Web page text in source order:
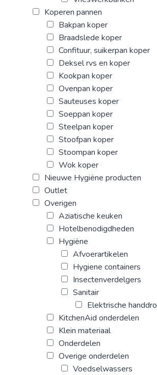
Koperen pannen
Bakpan koper
Braadslede koper
Confituur, suikerpan koper
Deksel rvs en koper
Kookpan koper
Ovenpan koper
Sauteuses koper
Soeppan koper
Steelpan koper
Stoofpan koper
Stoompan koper
Wok koper
Nieuwe Hygiëne producten
Outlet
Overigen
Aziatische keuken
Hotelbenodigdheden
Hygiëne
Afvoerartikelen
Hygiene containers
Insectenverdelgers
Sanitair
Elektrische
KitchenAid onderdelen
Klein materiaal
Onderdelen
Overige onderdelen
Voedselwassers